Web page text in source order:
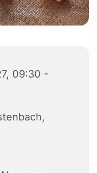
09:30 -